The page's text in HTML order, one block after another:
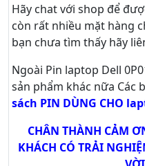
Hãy chatvới shop để
còn rất nhiều mặt hàng
bạn chưa tìm thấy hãy
Ngoài Pin laptop Dell
sản phẩm khác nữa Các
sách PIN DÙNG CHO
CHÂN THÀNH CẢM
KHÁCH CÓ TRẢI